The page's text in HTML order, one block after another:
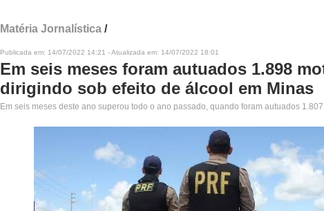
Matéria Jornalística /
Publicada em: 14/07/2022 14:21 - Atualizada em: 14/07/2022 18:01
Em seis meses foram autuados 1.898
dirigindo sob efeito de álcool em Minas
Em seis meses deste ano superou todo o ano passado, quando foram autuados